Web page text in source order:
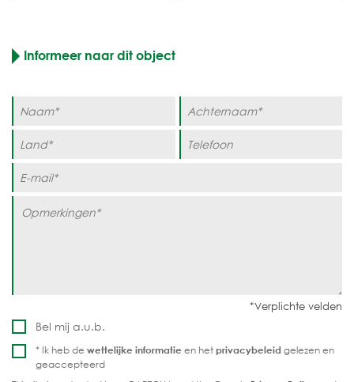
Informeer naar dit object
Bel mij a.u.b.
* Ik heb de wettelijke informatie en hetprivacybeleid gelezen en
geaccepteerd